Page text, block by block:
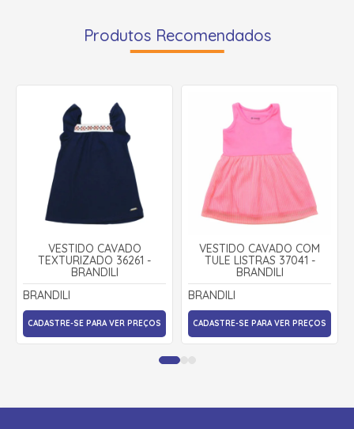
Produtos Recomendados
VESTIDO CAVADO
TEXTURIZADO 36261 -
BRANDILI
BRANDILI
CADASTRE-SE PARA VER PREÇOS
VESTIDO CAVADO COM
TULE LISTRAS 37041 -
BRANDILI
BRANDILI
CADASTRE-SE PARA VER PREÇOS